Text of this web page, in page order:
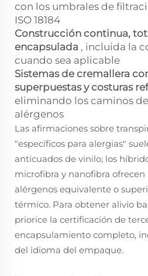
con los umbrales de
ISO 18184
Construcción continua,
encapsulada , incluida la
cuando sea aplicable
Sistemas de cremallera
superpuestas y costuras
eliminando los caminos
alérgenos
Las afirmaciones sobre
"específicos para alergias"
anticuados de vinilo; los
microfibra y nanofibra
alérgenos equivalente o
térmico. Para obtener alivio
priorice la certificación de
encapsulamiento completo,
del idioma del empaque.